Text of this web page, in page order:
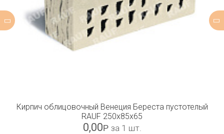
Кирпич облицовочный Венеция Береста пустотелый
RAUF 250x85x65
0,00Р за 1 шт.